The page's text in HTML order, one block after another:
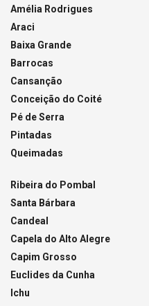
Amélia Rodrigues
Araci
Baixa Grande
Barrocas
Cansanção
Conceição do Coité
Pé de Serra
Pintadas
Queimadas
Ribeira do Pombal
Santa Bárbara
Candeal
Capela do Alto Alegre
Capim Grosso
Euclides da Cunha
Ichu